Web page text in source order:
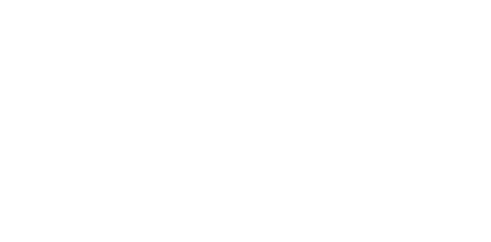
(19.00-22.00) formou bufetu, během stravování neomezené
18.00 palačinky, čaj, káva, sladké pečivo
a vybraných alkoholických nápojů místní výroby
objednání na recepci hotelu.
Attitude, kdy je možné vybírat z několika nabízených restaurací a